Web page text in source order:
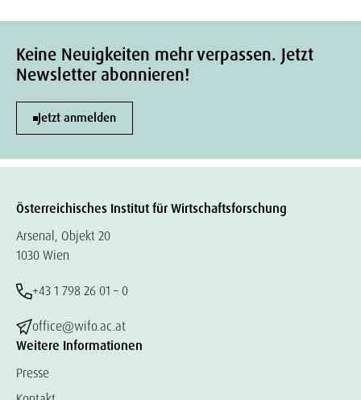
Keine Neuigkeiten mehr verpassen. Jetzt
Newsletter abonnieren!
Jetzt anmelden
Österreichisches Institut für Wirtschaftsforschung
Arsenal, Objekt 20
1030 Wien
+43 1 798 26 01 – 0
office@wifo.ac.at
Weitere Informationen
Presse